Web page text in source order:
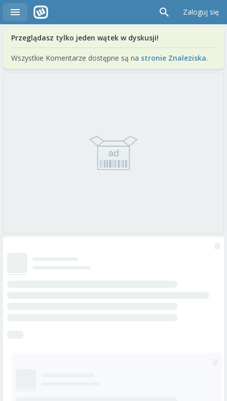
Zaloguj się
Przeglądasz tylko jeden wątek w dyskusji!
Wszystkie Komentarze dostępne są na stronie Znaleziska.